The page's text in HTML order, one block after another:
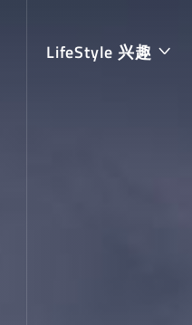
LifeStyle 兴趣